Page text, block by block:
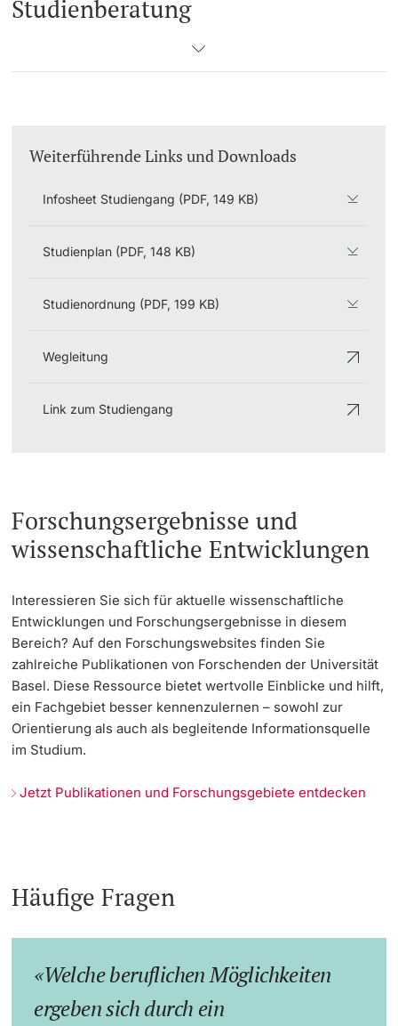
Studienberatung
Weiterführende Links und Downloads
Infosheet Studiengang (PDF, 149 KB)
Studienplan (PDF, 148 KB)
Studienordnung (PDF, 199 KB)
Wegleitung
Link zum Studiengang
Forschungsergebnisse und
wissenschaftliche Entwicklungen
Interessieren Sie sich für aktuelle wissenschaftliche
Entwicklungen und Forschungsergebnisse in diesem
Bereich? Auf den Forschungswebsites finden Sie
zahlreiche Publikationen von Forschenden der Universität
Basel. Diese Ressource bietet wertvolle Einblicke und hilft,
ein Fachgebiet besser kennenzulernen – sowohl zur
Orientierung als auch als begleitende Informationsquelle
im Studium.
Jetzt Publikationen und Forschungsgebiete entdecken
Häufige Fragen
Welche beruflichen Möglichkeiten
ergeben sich durch ein